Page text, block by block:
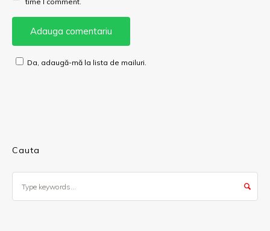
Da, adaugă-mă la lista de mailuri.
Cauta